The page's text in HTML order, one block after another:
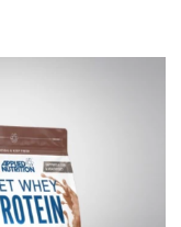
Whey
Svi proizvodi
рсд –